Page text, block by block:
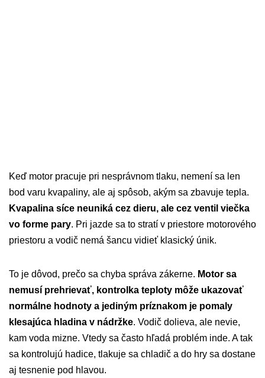
Keď motor pracuje pri nesprávnom tlaku, nemení sa len
bod varu kvapaliny, ale aj spôsob, akým sa zbavuje tepla.
Kvapalina síce neuniká cez dieru, ale cez ventil viečka
vo forme pary. Pri jazde sa to stratí v priestore motorového
priestoru a vodič nemá šancu vidieť klasický únik.
To je dôvod, prečo sa chyba správa zákerne. Motor sa
nemusí prehrievať, kontrolka teploty môže ukazovať
normálne hodnoty a jediným príznakom je pomaly
klesajúca hladina v nádržke. Vodič dolieva, ale nevie,
kam voda mizne. Vtedy sa často hľadá problém inde. A tak
sa kontrolujú hadice, tlakuje sa chladič a do hry sa dostane
aj tesnenie pod hlavou.